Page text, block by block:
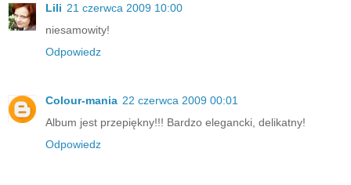
Lili 21 czerwca 2009 10:00
niesamowity!
Odpowiedz
Colour-mania 22 czerwca 2009 00:01
Album jest przepiękny!!! Bardzo elegancki, delikatny!
Odpowiedz